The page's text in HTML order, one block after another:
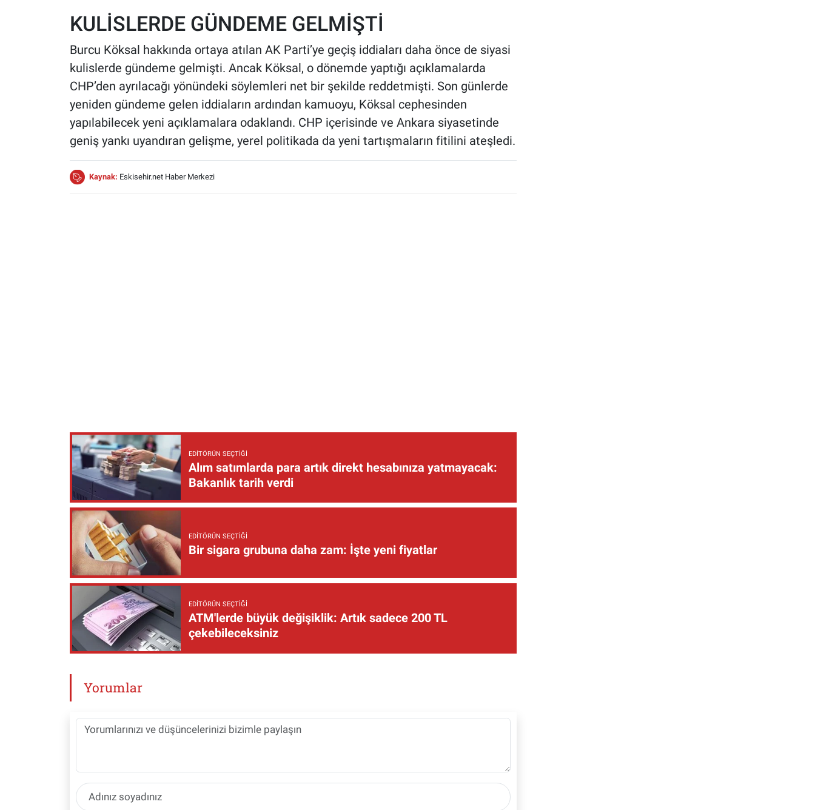
KULİSLERDE GÜNDEME GELMİŞTİ
Burcu Köksal hakkında ortaya atılan AK Parti’ye geçiş iddiaları daha önce de siyasi
kulislerde gündeme gelmişti. Ancak Köksal, o dönemde yaptığı açıklamalarda
CHP’den ayrılacağı yönündeki söylemleri net bir şekilde reddetmişti. Son günlerde
yeniden gündeme gelen iddiaların ardından kamuoyu, Köksal cephesinden
yapılabilecek yeni açıklamalara odaklandı. CHP içerisinde ve Ankara siyasetinde
geniş yankı uyandıran gelişme, yerel politikada da yeni tartışmaların fitilini ateşledi.
Kaynak: Eskisehir.net Haber Merkezi
EDITÖRÜN SEÇTIĞI
Alım satımlarda para artık direkt hesabınıza yatmayacak:
Bakanlık tarih verdi
EDITÖRÜN SEÇTIĞI
Bir sigara grubuna daha zam: İşte yeni fiyatlar
EDITÖRÜN SEÇTIĞI
ATM'lerde büyük değişiklik: Artık sadece 200 TL
çekebileceksiniz
Yorumlar